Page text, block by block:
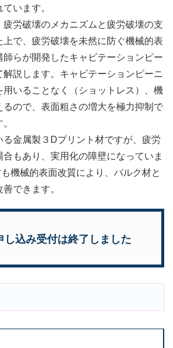
います。
労破壊のメカニズムと疲労破壊の支
上で、疲労破壊を未然に防ぐ機械的表
らが開発したキャビテーションピー
説します。キャビテーションピーニ
用いることなく（ショットレス）、機
るので、表面粗さの増大を極力抑制で
金属製３Dプリント材ですが、疲労
もあり、実用化の障壁になっていま
機械的表面改質により、バルク材と
できます。
し込み受付は終了しました